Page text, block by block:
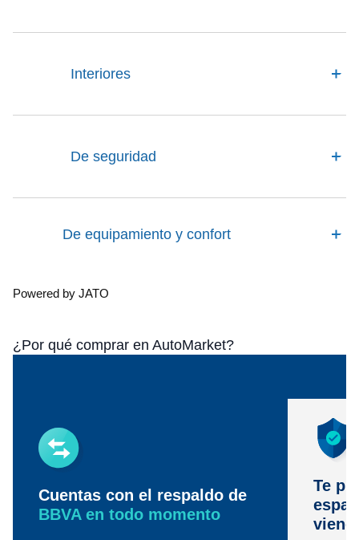
Interiores
De seguridad
De equipamiento y confort
Powered by JATO
¿Por qué comprar en AutoMarket?
Cuentas con el respaldo de
BBVA en todo momento
Te